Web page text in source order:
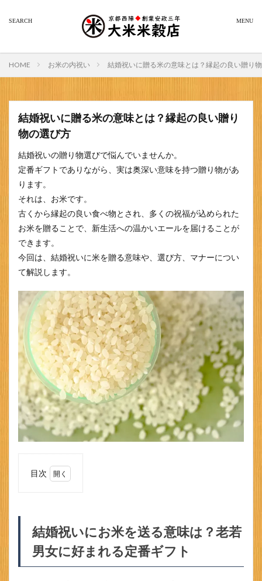
HOME お米の内祝い 結婚祝いに贈る米の意味とは？縁起の良い贈り
結婚祝いに贈る米の意味とは？縁起の良い贈り
物の選び方
結婚祝いの贈り物選びで悩んでいませんか。
定番ギフトでありながら、実は奥深い意味を持つ贈り物があ
ります。
それは、お米です。
古くから縁起の良い食べ物とされ、多くの祝福が込められた
お米を贈ることで、新生活への温かいエールを届けることが
できます。
今回は、結婚祝いに米を贈る意味や、選び方、マナーについ
て解説します。
目次
米を
送る
意味
結婚祝いにお米を送る意味は？老若
男女に好まれる定番ギフト